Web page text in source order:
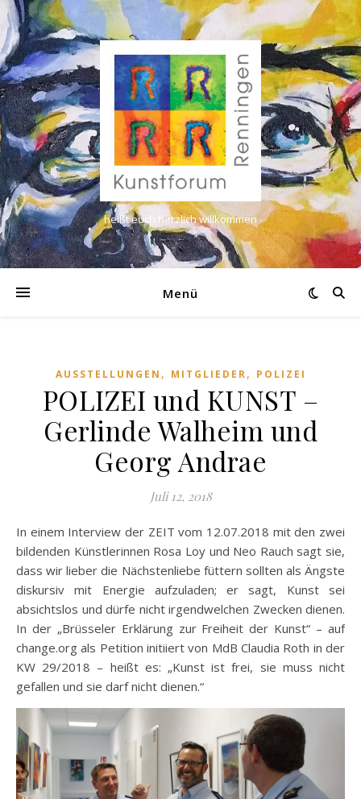
heißt euch herzlich willkommen
Menü
AUSSTELLUNGEN , MITGLIEDER, POLIZEI
POLIZEI und KUNST –
Gerlinde Walheim und
Georg Andrae
Juli 12, 2018
In einem Interview der ZEIT vom 12.07.2018 mit den zwei
bildenden Künstlerinnen Rosa Loy und Neo Rauch sagt sie,
dass wir lieber die Nächstenliebe füttern sollten als Ängste
diskursiv mit Energie aufzuladen; er sagt, Kunst sei
absichtslos und dürfe nicht irgendwelchen Zwecken dienen.
In der „Brüsseler Erklärung zur Freiheit der Kunst“ – auf
change.org als Petition initiiert von MdB Claudia Roth in der
KW 29/2018 – heißt es: „Kunst ist frei, sie muss nicht
gefallen und sie darf nicht dienen.“